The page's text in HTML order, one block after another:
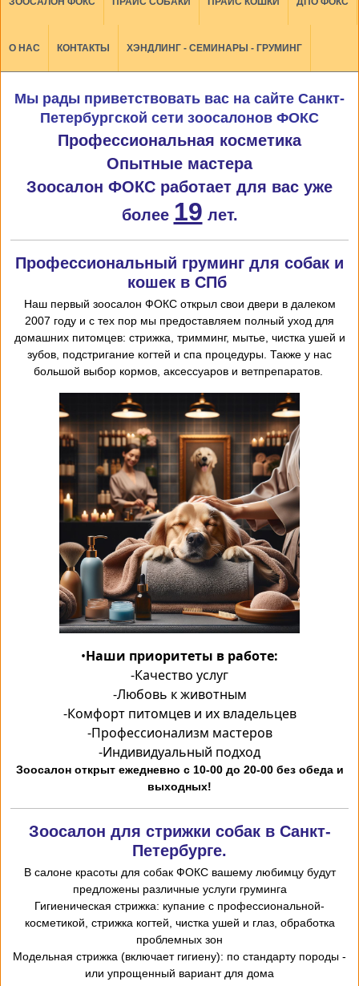
О НАС КОНТАКТЫ ХЭНДЛИНГ - СЕМИНАРЫ - ГРУМИНГ
Мы рады приветствовать вас на сайте Санкт-
Петербургской сети зоосалонов ФОКС
Профессиональная косметика
Опытные мастера
Зоосалон ФОКС работает для вас уже
более 19 лет.
Профессиональный груминг для собак и
кошек в СПб
Наш первый зоосалон ФОКС открыл свои двери в далеком
2007 году и с тех пор мы предоставляем полный уход для
домашних питомцев: стрижка, тримминг, мытье, чистка ушей и
зубов, подстригание когтей и спа процедуры. Также у нас
большой выбор кормов, аксессуаров и ветпрепаратов.
•Наши приоритеты в работе:
-Качество услуг
-Любовь к животным
-Комфорт питомцев и их владельцев
-Профессионализм мастеров
-Индивидуальный подход
Зоосалон открыт ежедневно с 10-00 до 20-00 без обеда и
выходных!
Зоосалон для стрижки собак в Санкт-
Петербурге.
В салоне красоты для собак ФОКС вашему любимцу будут
предложены различные услуги груминга
-Гигиеническая стрижка: купание с профессиональной
косметикой, стрижка когтей, чистка ушей и глаз, обработка
проблемных зон
- Модельная стрижка (включает гигиену): по стандарту породы
или упрощенный вариант для дома